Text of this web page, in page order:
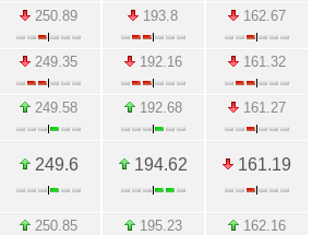
250.89 193.8 162.67
249.35 192.16 161.32
249.58 192.68 161.27
249.6 194.62 161.19
250.85 195.23 162.16